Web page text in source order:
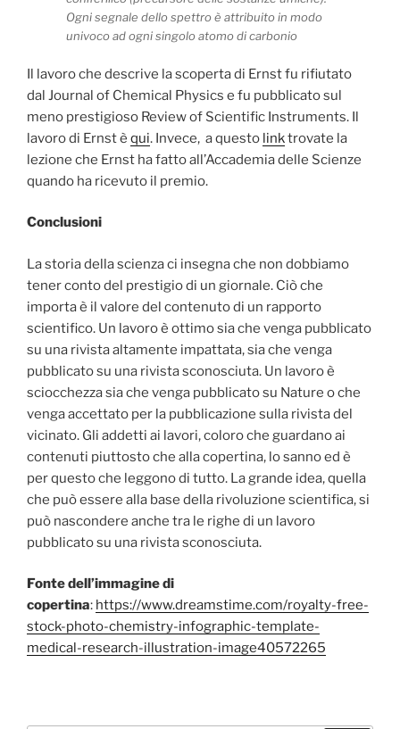
Ogni segnale dello spettro è attribuito in modo
univoco ad ogni singolo atomo di carbonio
Il lavoro che descrive la scoperta di Ernst fu rifiutato
dal Journal of Chemical Physics e fu pubblicato sul
meno prestigioso Review of Scientific Instruments. Il
lavoro di Ernst è qui. Invece, a questo linktrovate la
lezione che Ernst ha fatto all’Accademia delle Scienze
quando ha ricevuto il premio.
Conclusioni
La storia della scienza ci insegna che non dobbiamo
tener conto del prestigio di un giornale. Ciò che
importa è il valore del contenuto di un rapporto
scientifico. Un lavoro è ottimo sia che venga pubblicato
su una rivista altamente impattata, sia che venga
pubblicato su una rivista sconosciuta. Un lavoro è
sciocchezza sia che venga pubblicato su Nature o che
venga accettato per la pubblicazione sulla rivista del
vicinato. Gli addetti ai lavori, coloro che guardano ai
contenuti piuttosto che alla copertina, lo sanno ed è
per questo che leggono di tutto. La grande idea, quella
che può essere alla base della rivoluzione scientifica, si
può nascondere anche tra le righe di un lavoro
pubblicato su una rivista sconosciuta.
Fonte dell’immagine di
copertina: https://www.dreamstime.com/royalty-free-
stock-photo-chemistry-infographic-template-
medical-research-illustration-image40572265